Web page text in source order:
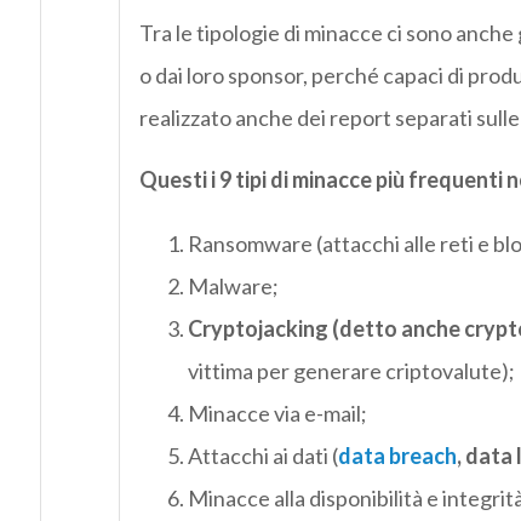
Tra le tipologie di minacce ci sono anche
o dai loro sponsor, perché capaci di
realizzato anche dei report separati
Questi i 9 tipi di minacce più frequenti
Ransomware (attacchi alle reti e
Malware;
Cryptojacking (detto anche
vittima per generare criptovalute);
Minacce via e-mail;
Attacchi ai dati (data breach, data
Minacce alla disponibilità e